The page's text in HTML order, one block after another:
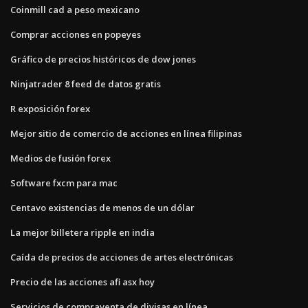
Coinmill cad a peso mexicano
Comprar acciones en popeyes
Gráfico de precios históricos de dow jones
Ninjatrader 8 feed de datos gratis
R exposición forex
Mejor sitio de comercio de acciones en línea filipinas
Medios de fusión forex
Software fxcm para mac
Centavo existencias de menos de un dólar
La mejor billetera ripple en india
Caída de precios de acciones de artes electrónicas
Precio de las acciones afi asx hoy